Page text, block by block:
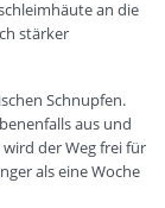
an die
stärker
Schnupfen.
aus und
der Weg frei für
als eine Woche